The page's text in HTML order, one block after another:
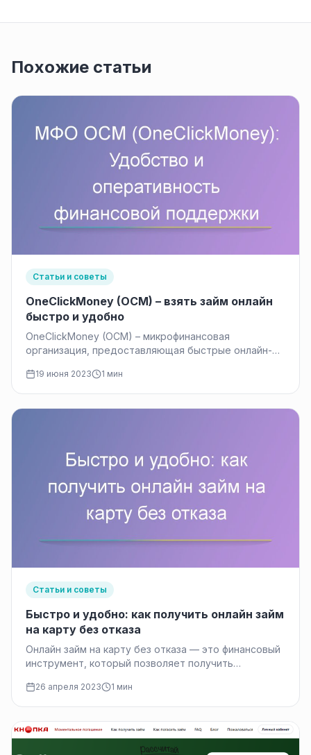
Похожие статьи
Статьи и советы
OneClickMoney (OCM) – взять займ онлайн
быстро и удобно
OneClickMoney (OCM) – микрофинансовая
организация, предоставляющая быстрые онлайн-
работать, но изменились условия…
19 июня 2023 1 мин
Статьи и советы
Быстро и удобно: как получить онлайн займ
на карту без отказа
Онлайн займ на карту без отказа — это финансовый
инструмент, который позволяет получить
26 апреля 2023 1 мин